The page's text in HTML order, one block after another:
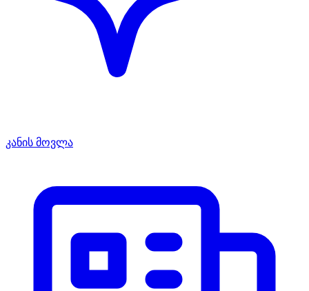
კანის მოვლა